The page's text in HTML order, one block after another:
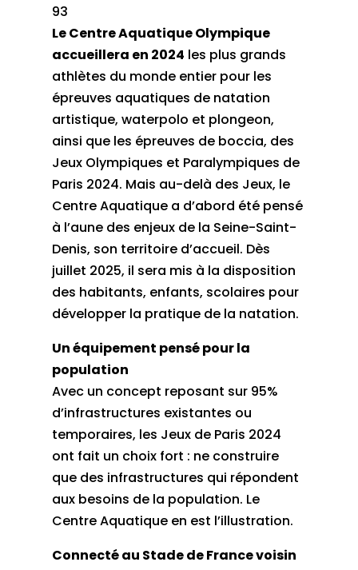
93
Le Centre Aquatique Olympique
accueillera en 2024 les plus grands
athlètes du monde entier pour les
épreuves aquatiques de natation
artistique, waterpolo et plongeon,
ainsi que les épreuves de boccia, des
Jeux Olympiques et Paralympiques de
Paris 2024. Mais au-delà des Jeux, le
Centre Aquatique a d’abord été pensé
à l’aune des enjeux de la Seine-Saint-
Denis, son territoire d’accueil. Dès
juillet 2025, il sera mis à la disposition
des habitants, enfants, scolaires pour
développer la pratique de la natation.
Un équipement pensé pour la
population
Avec un concept reposant sur 95%
d’infrastructures existantes ou
temporaires, les Jeux de Paris 2024
ont fait un choix fort : ne construire
que des infrastructures qui répondent
aux besoins de la population. Le
Centre Aquatique en est l’illustration.
Connecté au Stade de France voisin